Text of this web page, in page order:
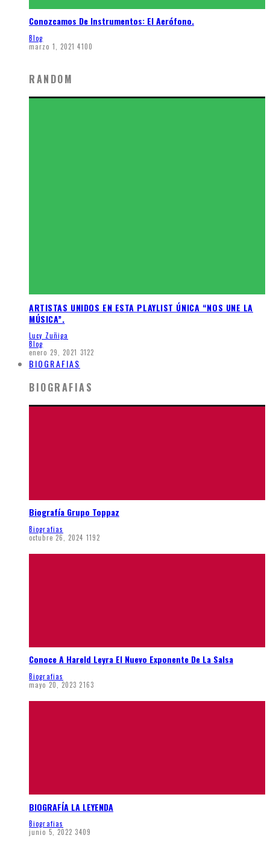
Conozcamos De Instrumentos: El Aerófono.
Blog
marzo 1, 2021 4100
RANDOM
ARTISTAS UNIDOS EN ESTA PLAYLIST ÚNICA “NOS UNE LA
MÚSICA”.
Lucy Zuñiga
Blog
enero 29, 2021 3122
BIOGRAFIAS
BIOGRAFIAS
Biografía Grupo Toppaz
Biografias
octubre 26, 2024 1192
Conoce A Hareld Leyra El Nuevo Exponente De La Salsa
Biografias
mayo 20, 2023 2163
BIOGRAFÍA LA LEYENDA
Biografias
junio 5, 2022 3409